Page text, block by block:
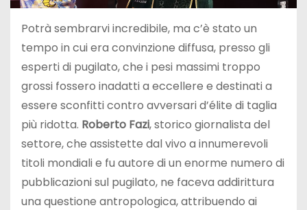
Potrà sembrarvi incredibile, ma c’è stato un
tempo in cui era convinzione diffusa, presso gli
esperti di pugilato, che i pesi massimi troppo
grossi fossero inadatti a eccellere e destinati a
essere sconfitti contro avversari d’élite di taglia
più ridotta. Roberto Fazi, storico giornalista del
settore, che assistette dal vivo a innumerevoli
titoli mondiali e fu autore di un enorme numero di
pubblicazioni sul pugilato, ne faceva addirittura
una questione antropologica, attribuendo ai